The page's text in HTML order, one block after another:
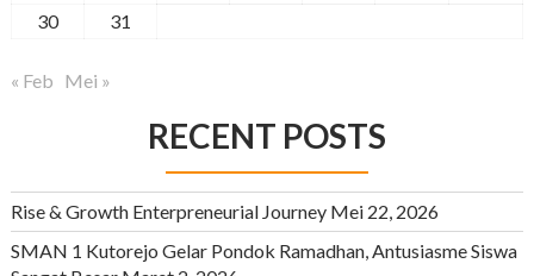
30
31
« Feb Mei »
RECENT POSTS
Rise & Growth Enterpreneurial Journey Mei 22, 2026
SMAN 1 Kutorejo Gelar Pondok Ramadhan, Antusiasme Siswa